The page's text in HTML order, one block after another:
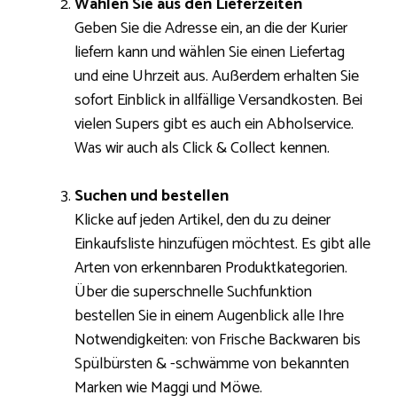
Geben Sie die Adresse ein, an die der Kurier
liefern kann und wählen Sie einen Liefertag
und eine Uhrzeit aus. Außerdem erhalten Sie
sofort Einblick in allfällige Versandkosten. Bei
vielen Supers gibt es auch ein Abholservice.
Was wir auch als Click & Collect kennen.
Suchen und bestellen
Klicke auf jeden Artikel, den du zu deiner
Einkaufsliste hinzufügen möchtest. Es gibt alle
Arten von erkennbaren Produktkategorien.
Über die superschnelle Suchfunktion
bestellen Sie in einem Augenblick alle Ihre
Notwendigkeiten: von Frische Backwaren bis
Spülbürsten & -schwämme von bekannten
Marken wie Maggi und Möwe.